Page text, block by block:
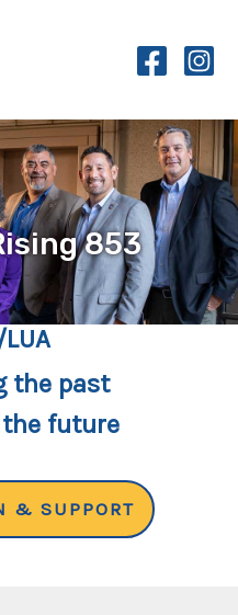
853
the past
future
& SUPPORT